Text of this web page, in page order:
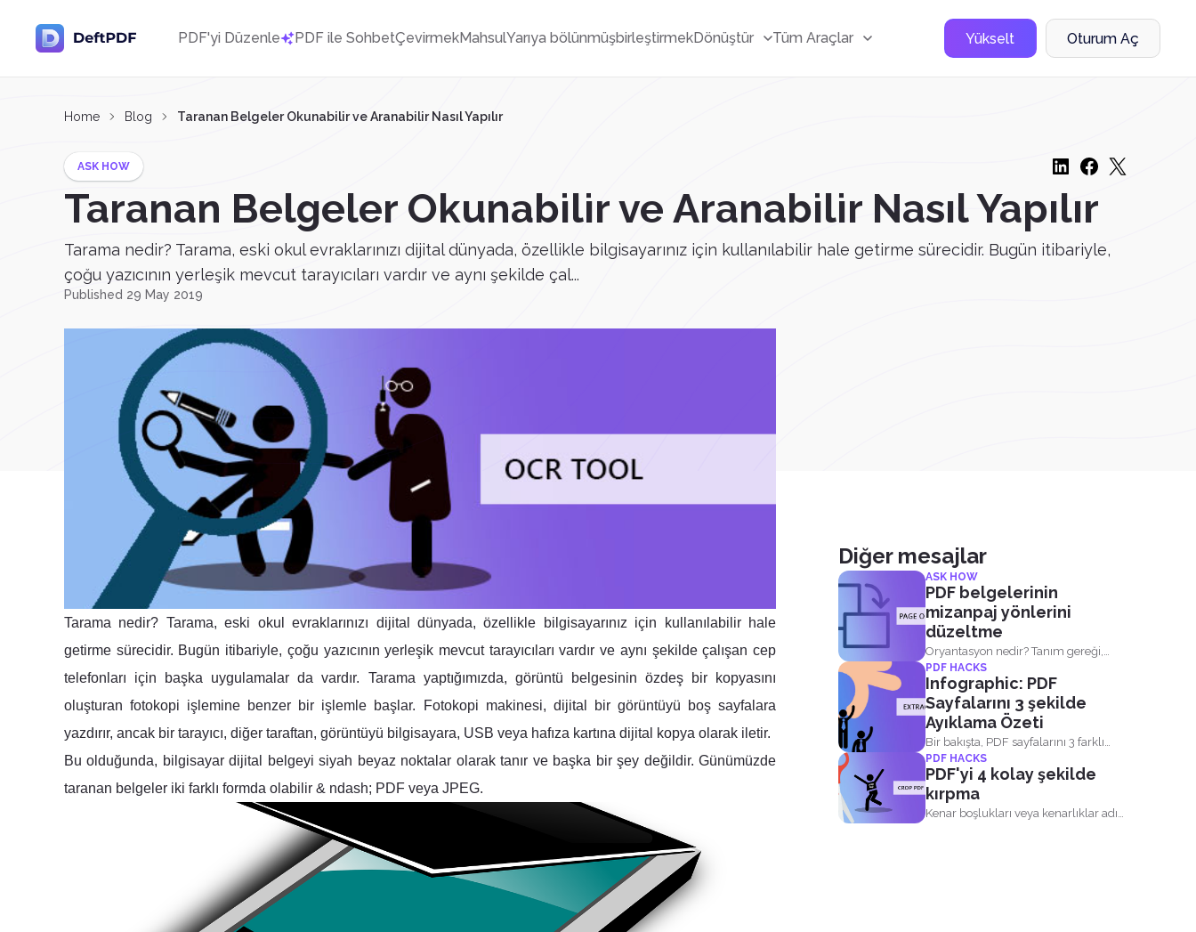
PDF'yi Düzenle PDF ile SohbetÇevirmekMahsulYarıya bölünmüşbirleştirmekDönüştür Tüm Araçlar Yükselt Oturum Aç
Home Blog Taranan Belgeler Okunabilir ve Aranabilir Nasıl Yapılır
ASK HOW
Taranan Belgeler Okunabilir ve Aranabilir Nasıl Yapılır
Tarama nedir? Tarama, eski okul evraklarınızı dijital dünyada, özellikle bilgisayarınız için kullanılabilir hale getirme sürecidir. Bugün itibariyle,
çoğu yazıcının yerleşik mevcut tarayıcıları vardır ve aynı şekilde çal...
Published 29 May 2019
Tarama nedir? Tarama, eski okul evraklarınızı dijital dünyada, özellikle bilgisayarınız için kullanılabilir hale
getirme sürecidir. Bugün itibariyle, çoğu yazıcının yerleşik mevcut tarayıcıları vardır ve aynı şekilde çalışan cep
telefonları için başka uygulamalar da vardır. Tarama yaptığımızda, görüntü belgesinin özdeş bir kopyasını
oluşturan fotokopi işlemine benzer bir işlemle başlar. Fotokopi makinesi, dijital bir görüntüyü boş sayfalara
yazdırır, ancak bir tarayıcı, diğer taraftan, görüntüyü bilgisayara, USB veya hafıza kartına dijital kopya olarak iletir.
Bu olduğunda, bilgisayar dijital belgeyi siyah beyaz noktalar olarak tanır ve başka bir şey değildir. Günümüzde
taranan belgeler iki farklı formda olabilir & ndash; PDF veya JPEG.
Diğer mesajlar
ASK HOW
PDF belgelerinin
mizanpaj yönlerini
düzeltme
Oryantasyon nedir? Tanım gereği,
yönlendirme kelimenin tam...
PDF HACKS
Infographic: PDF
Sayfalarını 3 şekilde
Ayıklama Özeti
Bir bakışta, PDF sayfalarını 3 farklı
şekilde nasıl...
PDF HACKS
PDF'yi 4 kolay şekilde
kırpma
Kenar boşlukları veya kenarlıklar adı